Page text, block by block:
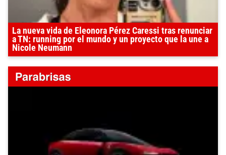
La nueva vida de Eleonora Pérez Caressi tras renunciar
a TN: running por el mundo y un proyecto que la une a
Nicole Neumann